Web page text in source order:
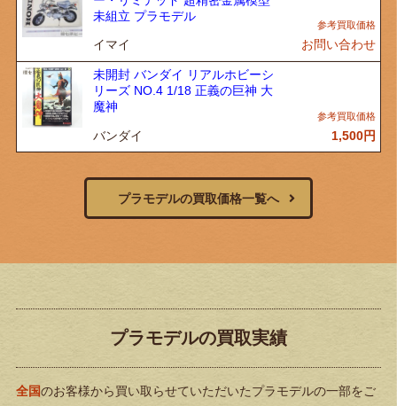
未組立 プラモデル
イマイ お問い合わせ
未開封 バンダイ リアルホビーシ
リーズ NO.4 1/18 正義の巨神 大
魔神
バンダイ 1,500円
プラモデルの買取価格一覧へ
プラモデルの買取実績
全国のお客様から買い取らせていただいたプラモデルの一部をご